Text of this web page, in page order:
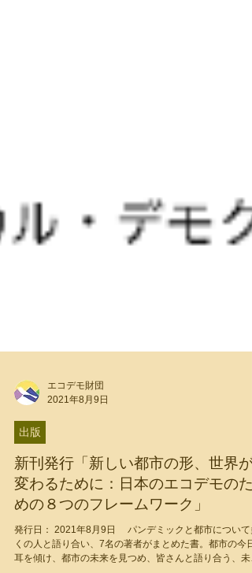
エコデモ財団
出版
新刊発行「新しい都市の形、世界が
変わるために：日本のエコデモのた
めの８つのフレームワーク」
発行日： 2021年8月9日​ パンデミックと都市について
くの人と語り合い、7名の著者がまとめた書。都市の今